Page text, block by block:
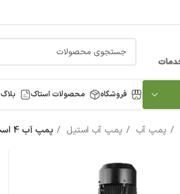
فروشگاه محصولات استاک بلاگ
پمپ آب پمپ آب استیل پمپ آب 4 اسب استيل ایستاده سه فاز ابارا مدل EVMSG 5-14 F5/3 IE2